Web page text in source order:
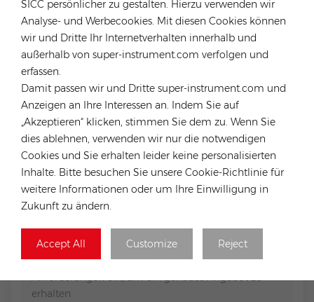
SICC persönlicher zu gestalten. Hierzu verwenden wir
Analyse- und Werbecookies. Mit diesen Cookies können
wir und Dritte Ihr Internetverhalten innerhalb und
außerhalb von super-instrument.com verfolgen und
erfassen.
Damit passen wir und Dritte super-instrument.com und
Anzeigen an Ihre Interessen an. Indem Sie auf
„Akzeptieren“ klicken, stimmen Sie dem zu. Wenn Sie
dies ablehnen, verwenden wir nur die notwendigen
Cookies und Sie erhalten leider keine personalisierten
Inhalte. Bitte besuchen Sie unsere Cookie-Richtlinie für
weitere Informationen oder um Ihre Einwilligung in
Zukunft zu ändern.
Accept All Customize Reject
EINE NACHRICHT HINTERLASSEN
Wenn Sie Kaufwünsche oder technische Probleme
haben, können Sie das folgende Formular ausfüllen und
wir werden uns so schnell wie möglich mit Ihnen in
Verbindung setzen.
Thema :
Fox HV Battery 5.18KWH EP5